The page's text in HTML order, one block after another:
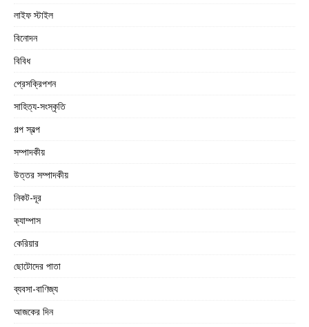
লাইফ স্টাইল
বিনোদন
বিবিধ
প্রেসক্রিপশন
সাহিত্য-সংস্কৃতি
গল্প স্বল্প
সম্পাদকীয়
উত্তর সম্পাদকীয়
নিকট-দূর
ক্যাম্পাস
কেরিয়ার
ছোটোদের পাতা
ব্যবসা-বাণিজ্য
আজকের দিন